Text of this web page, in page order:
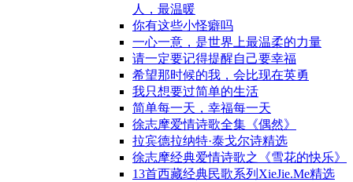
人，最温暖
你有这些小怪癖吗
一心一意，是世界上最温柔的力量
请一定要记得提醒自己要幸福
希望那时候的我，会比现在英勇
我只想要过简单的生活
简单每一天，幸福每一天
徐志摩爱情诗歌全集《偶然》
拉宾德拉纳特·泰戈尔诗精选
徐志摩经典爱情诗歌之《雪花的快乐》
13首西藏经典民歌系列XieJie.Me精选